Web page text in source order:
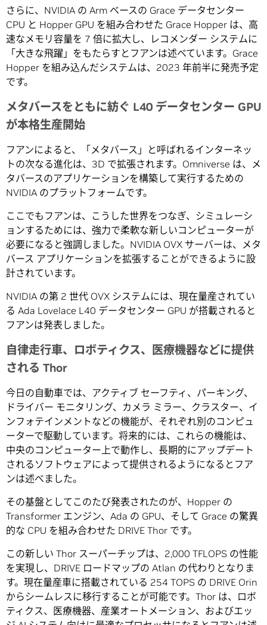
さらに、NVIDIA の Arm ベースの Grace データセンター
CPU と Hopper GPU を組み合わせた Grace Hopper は、高
速なメモリ容量を 7 倍に拡大し、レコメンダー システムに
「大きな飛躍」をもたらすとフアンは述べています。Grace
Hopper を組み込んだシステムは、2023 年前半に発売予定
です。
メタバースをともに紡ぐ L40 データセンター GPU
が本格生産開始
フアンによると、「メタバース」と呼ばれるインターネッ
トの次なる進化は、3D で拡張されます。Omniverse は、メ
タバースのアプリケーションを構築して実行するための
NVIDIA のプラットフォームです。
ここでもフアンは、こうした世界をつなぎ、シミュレーシ
ョンするためには、強力で柔軟な新しいコンピューターが
必要になると強調しました。NVIDIA OVX サーバーは、メタ
バース アプリケーションを拡張することができるように設
計されています。
NVIDIA の第 2 世代 OVX システムには、現在量産されてい
る Ada Lovelace L40 データセンター GPU が搭載されると
フアンは発表しました。
自律走行車、ロボティクス、医療機器などに提供
される Thor
今日の自動車では、アクティブ セーフティ、パーキング、
ドライバー モニタリング、カメラ ミラー、クラスター、イ
ンフォテインメントなどの機能が、それぞれ別のコンピュ
ーターで駆動しています。将来的には、これらの機能は、
中央のコンピューター上で動作し、長期的にアップデート
されるソフトウェアによって提供されるようになるとフア
ンは述べました。
その基盤としてこのたび発表されたのが、Hopper の
Transformer エンジン、Ada の GPU、そして Grace の驚異
的な CPU を組み合わせた DRIVE Thor です。
この新しい Thor スーパーチップは、2,000 TFLOPS の性能
を実現し、DRIVE ロードマップの Atlan の代わりとなりま
す。現在量産車に搭載されている 254 TOPS の DRIVE Orin
からシームレスに移行することが可能です。Thor は、ロボ
ティクス、医療機器、産業オートメーション、およびエッ